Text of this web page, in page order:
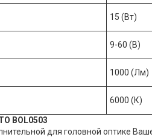
15 (Вт)
9-60 (В)
1000 (Лм)
6000 (К)
BOL0503
для головной оптике